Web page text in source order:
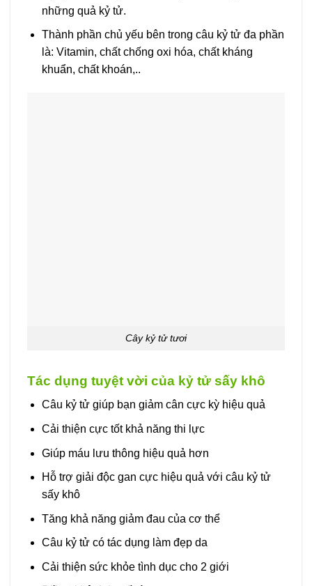
những quả kỷ tử.
Thành phần chủ yếu bên trong câu kỷ tử đa phần
là: Vitamin, chất chống oxi hóa, chất kháng
khuẩn, chất khoán,..
Cây kỷ tử tươi
Tác dụng tuyệt vời của kỷ tử sấy khô
Câu kỷ tử giúp bạn giảm cân cực kỳ hiệu quả
Cải thiện cực tốt khả năng thi lực
Giúp máu lưu thông hiệu quả hơn
Hỗ trợ giải độc gan cực hiệu quả với câu kỷ tử
sấy khô
Tăng khả năng giảm đau của cơ thể
Câu kỷ tử có tác dụng làm đẹp da
Cải thiện sức khỏe tình dục cho 2 giới